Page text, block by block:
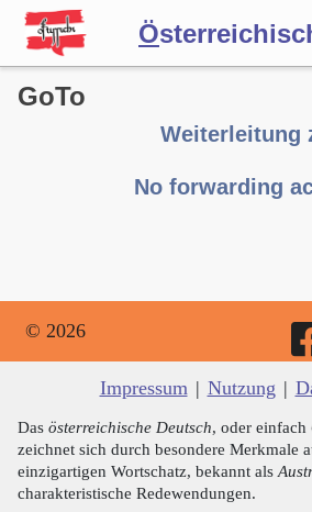
Ö
Wörterbuch
GoTo
Weiterleitung
No forwarding
© 2026
Impressum | Nutzung |
Das österreichische Deutsch, oder einfach
zeichnet sich durch besondere Merkmale
einzigartigen Wortschatz, bekannt als
charakteristische Redewendungen.